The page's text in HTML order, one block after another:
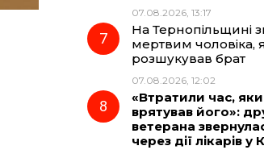
07.08.2026, 13:17
На Тернопільщині
мертвим чоловіка,
розшукував брат
07.08.2026, 12:02
«Втратили час,
врятував його»:
ветерана
через дії лікарів у